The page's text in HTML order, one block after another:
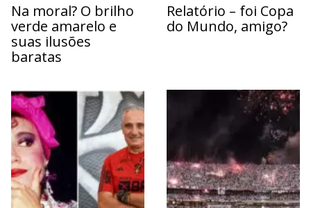
Na moral? O brilho
verde amarelo e
suas ilusões
baratas
Relatório – foi Copa
do Mundo, amigo?